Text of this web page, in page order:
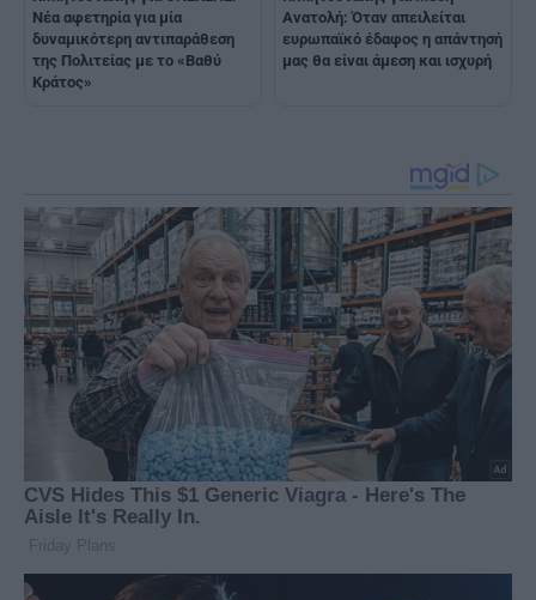
Νέα αφετηρία για μία
δυναμικότερη αντιπαράθεση
της Πολιτείας με το «Βαθύ
Κράτος»
Ανατολή: Όταν απειλείται
ευρωπαϊκό έδαφος η απάντησή
μας θα είναι άμεση και ισχυρή